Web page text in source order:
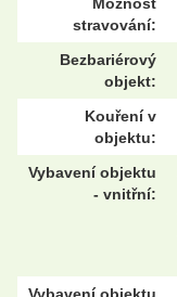
Možnost
stravování:
Bezbariérový
objekt:
Kouření v
objektu:
Vybavení objektu
- vnitřní: